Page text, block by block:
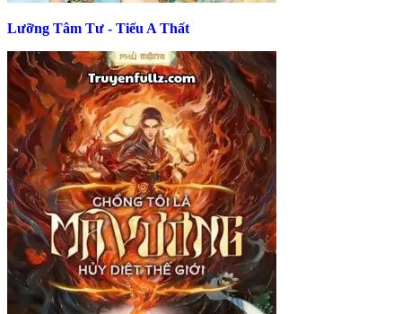
Lưỡng Tâm Tư - Tiểu A Thất